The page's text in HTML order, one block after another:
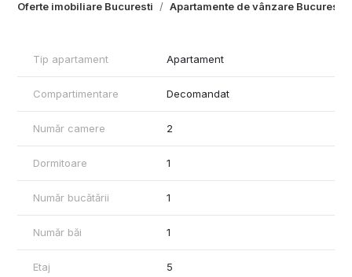
Oferte imobiliare Bucuresti Apartamente de vânzare Bucuresti
Tip apartament Apartament
Compartimentare Decomandat
Număr camere 2
Dormitoare 1
Număr bucătării 1
Număr băi 1
Etaj 5